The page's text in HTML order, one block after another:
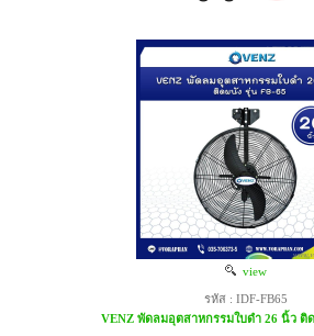
view
รหัส : IDF-FB65
VENZ พัดลมอุตสาหกรรมใบดำ 26 นิ้ว ติ